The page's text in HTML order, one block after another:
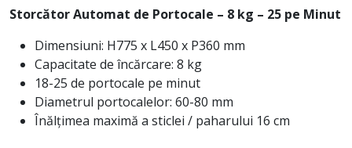
Storcător Automat de Portocale – 8 kg – 25 pe Minut
Dimensiuni: H775 x L450 x P360 mm
Capacitate de încărcare: 8 kg
18-25 de portocale pe minut
Diametrul portocalelor: 60-80 mm
Înălțimea maximă a sticlei / paharului 16 cm